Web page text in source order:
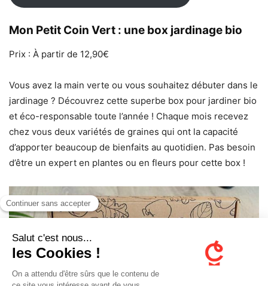
Mon Petit Coin Vert : une box jardinage bio
Prix : À partir de 12,90€
Vous avez la main verte ou vous souhaitez débuter dans le
jardinage ? Découvrez cette superbe box pour jardiner bio
et éco-responsable toute l’année ! Chaque mois recevez
chez vous deux variétés de graines qui ont la capacité
d’apporter beaucoup de bienfaits au quotidien. Pas besoin
d’être un expert en plantes ou en fleurs pour cette box !